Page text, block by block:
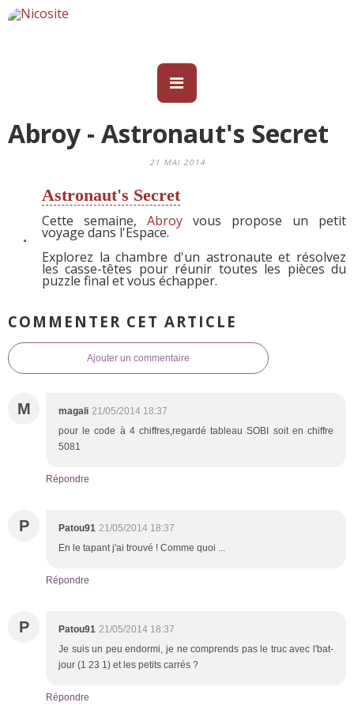
Abroy - Astronaut's Secret
21 MAI 2014
Astronaut's Secret
Cette semaine, Abroy vous propose un petit
voyage dans l'Espace.
Explorez la chambre d'un astronaute et résolvez
les casse-têtes pour réunir toutes les pièces du
puzzle final et vous échapper.
COMMENTER CET ARTICLE
Ajouter un commentaire
M magali 21/05/2014 18:37
pour le code à 4 chiffres,regardé tableau SOBI soit en chiffre
5081
Répondre
P Patou91 21/05/2014 18:37
En le tapant j'ai trouvé ! Comme quoi ...
Répondre
P Patou91 21/05/2014 18:37
Je suis un peu endormi, je ne comprends pas le truc avec l'bat-
jour (1 23 1) et les petits carrés ?
Répondre